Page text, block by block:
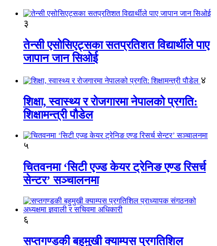
३
तेन्सी एसोसिएट्सका सतप्रतिशत विद्यार्थीले पाए
जापान जान सिओई
४
शिक्षा, स्वास्थ्य र रोजगारमा नेपालको प्रगति:
शिक्षामन्त्री पौडेल
५
चितवनमा ‘सिटी एज्ड केयर ट्रेनिङ एण्ड रिसर्च
सेन्टर’ सञ्चालनमा
६
सप्तगण्डकी बहुमुखी क्याम्पस प्रगतिशिल